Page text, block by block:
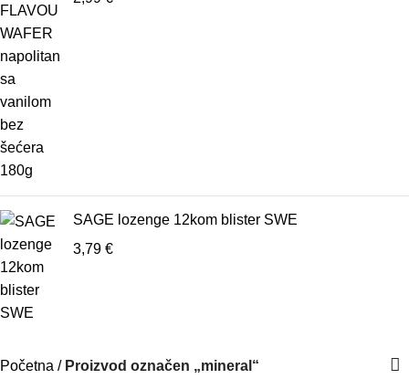
SAGE lozenge 12kom blister SWE
3,79 €
Početna Proizvod označen „mineral“